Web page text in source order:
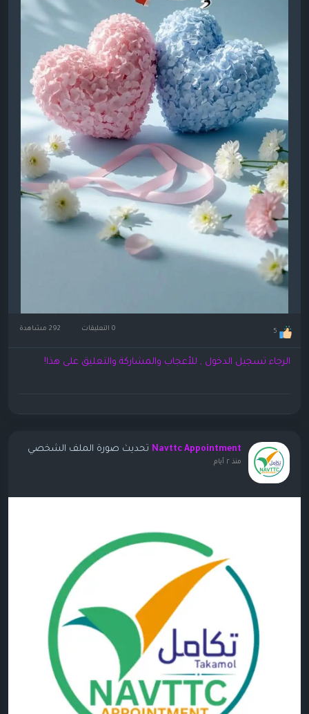
5 0 التعليقات
الرجاء تسجيل الدخول , للأعجاب والمشاركة والتعليق على هذا!
Navttc Appointment تحديث صورة الملف الشخصي
منذ ٢ أيام